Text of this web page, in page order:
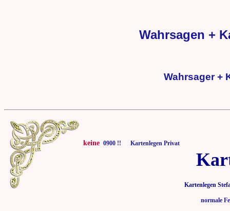
Wahrsagen +
Wahrsager +
keine 0900 !! Kartenlegen Privat
Kartenlegen
normale